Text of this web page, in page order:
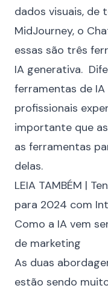
dados visuais, de
MidJourney, o
essas são três
IA generativa.
ferramentas de
profissionais
importante que
as ferramentas
delas.
LEIA TAMBÉM |
para 2024 com
Como a IA vem
de marketing
As duas
estão sendo